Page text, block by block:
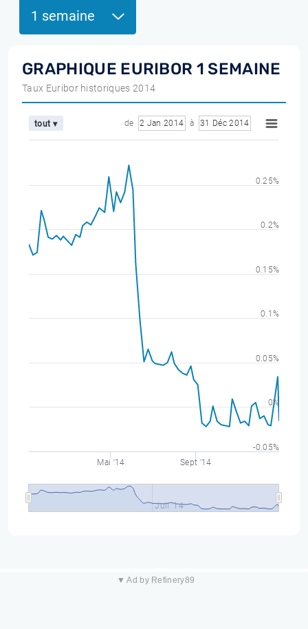
1 semaine
GRAPHIQUE EURIBOR 1 SEMAINE
Taux Euribor historiques 2014
tout ▾ de 2 Jan 2014 à 31 Déc 2014
Mai '14 Sept '14
Juil '14
-0.05%
0%
0.05%
0.1%
0.15%
0.2%
0.25%
▼ Ad by Refinery89